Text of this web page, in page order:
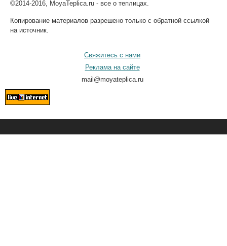
©2014-2016, MoyaTeplica.ru - все о теплицах.
Копирование материалов разрешено только с обратной ссылкой
на источник.
Свяжитесь с нами
Реклама на сайте
mail@moyateplica.ru